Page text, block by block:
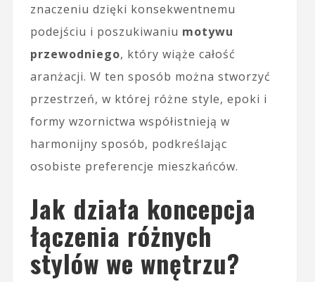
znaczeniu dzięki konsekwentnemu
podejściu i poszukiwaniu motywu
przewodniego, który wiąże całość
aranżacji. W ten sposób można stworzyć
przestrzeń, w której różne style, epoki i
formy wzornictwa współistnieją w
harmonijny sposób, podkreślając
osobiste preferencje mieszkańców.
Jak działa koncepcja
łączenia różnych
stylów we wnętrzu?